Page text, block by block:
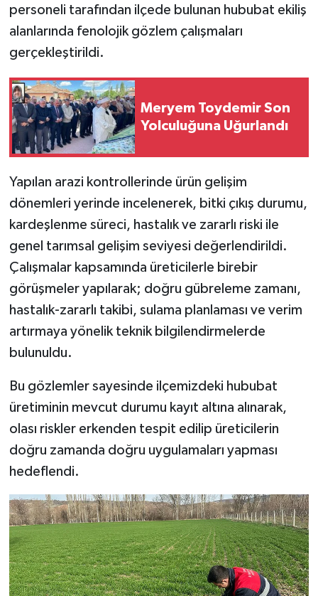
personeli tarafından ilçede bulunan hububat ekiliş
alanlarında fenolojik gözlem çalışmaları
gerçekleştirildi.
Meryem Toydemir Son
Yolculuğuna Uğurlandı
Yapılan arazi kontrollerinde ürün gelişim
dönemleri yerinde incelenerek, bitki çıkış durumu,
kardeşlenme süreci, hastalık ve zararlı riski ile
genel tarımsal gelişim seviyesi değerlendirildi.
Çalışmalar kapsamında üreticilerle birebir
görüşmeler yapılarak; doğru gübreleme zamanı,
hastalık-zararlı takibi, sulama planlaması ve verim
artırmaya yönelik teknik bilgilendirmelerde
bulunuldu.
Bu gözlemler sayesinde ilçemizdeki hububat
üretiminin mevcut durumu kayıt altına alınarak,
olası riskler erkenden tespit edilip üreticilerin
doğru zamanda doğru uygulamaları yapması
hedeflendi.